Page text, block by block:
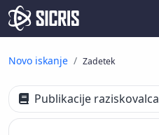
Novo iskanje Zadetek
Publikacije raziskovalca